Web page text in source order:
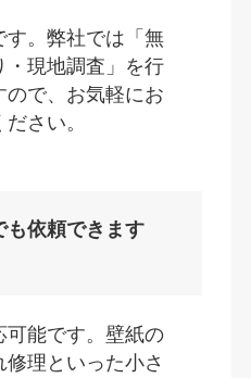
す。弊社では「無
・現地調査」を行
ので、お気軽にお
さい。
も依頼できます
可能です。壁紙の
理といった小さ